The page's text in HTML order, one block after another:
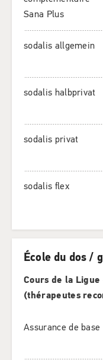
Sana Plus
sodalis allgemein
sodalis halbprivat
sodalis privat
sodalis flex
École du dos /
Cours de la
(thérapeutes
Assurance de base